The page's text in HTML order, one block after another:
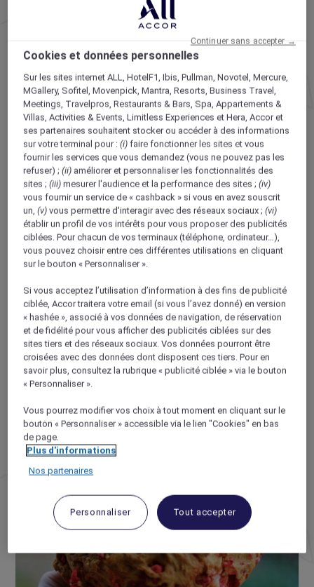
PAR MONTS ET PAR VAUX
HÔTEL MERCURE LYON CENTRE BEAUX-ARTS
La fameuse ville aux deux collines, troisième
ville de France, a aussi deux fleuves, le
Rhône et la Saône, qui ont la bonne idée de
créer une presqu’île au charme fou. C’est là,
parmi les traboules, ces passages piétons
entre plusieurs immeubles typiques du
vieux Lyon, et les bouchons lyonnais qui
servent avec bonne humeur la gastronomie
locale, que se trouve l’immeuble du XIXe
siècle qui abrite aujourd’hui l’hôtel Mercure.
Classé patrimoine mondial de l’Unesco en
1995 comme tout le quartier de la place des
Jacobins, il est idéalement placé pour être le
point de départ de vos balades sur les quais,
Cookies et données personnelles
Sur les sites internet ALL, HotelF1, Ibis, Pullman, Novotel, Mercure,
MGallery, Sofitel, Movenpick, Mantra, Resorts, Business Travel,
Meetings, Travelpros, Restaurants & Bars, Spa, Appartements &
Villas, Activities & Events, Limitless Experiences et Hera,Accor et
ses partenaires souhaitent stocker ou accéder à des informations
sur votre terminal pour :(i) faire fonctionner les sites et vous
fournir les services que vous demandez (vous ne pouvez pas les
refuser) ;(ii) améliorer et personnaliser les fonctionnalités des
sites ;(iii) mesurer l'audience et la performance des sites ;(iv)
vous fournir un service de « cashback » si vous en avez souscrit
un,(v) vous permettre d'interagir avec des réseaux sociaux ;(vi)
établir un profil de vos intérêts pour vous proposer des publicités
ciblées. Pour chacun de vos terminaux (téléphone, ordinateur…),
vous pouvez choisir entre ces différentes utilisations en cliquant
sur le bouton « Personnaliser ».
Si vous acceptez l’utilisation d’information à des fins de publicité
ciblée, Accor traitera votre email (si vous l’avez donné) en version
« hashée », associé à vos données de navigation, de réservation
et de fidélité pour vous afficher des publicités ciblées sur des
sites tiers et des réseaux sociaux. Vos données pourront être
croisées avec des données dont disposent ces tiers. Pour en
savoir plus, consultez la rubrique « publicité ciblée » via le bouton
« Personnaliser ».
Vous pourrez modifier vos choix à tout moment en cliquant sur le
bouton « Personnaliser » accessible via le lien "Cookies" en bas
de page.
Plus d'informations
Nos partenaires
Personnaliser Tout accepter
Continuer sans accepter →